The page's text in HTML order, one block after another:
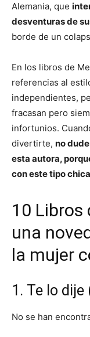
Alemania, que
desventuras de
borde de un
En los libros de
referencias al
independientes,
fracasan pero
infortunios.
divertirte, no
esta autora,
con este tipo
10 Libros
una
la mujer
1. Te lo dije
No se han